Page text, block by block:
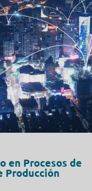
en Procesos de
Producción